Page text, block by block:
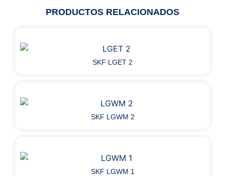
PRODUCTOS RELACIONADOS
SKF LGET 2
SKF LGWM 2
SKF LGWM 1